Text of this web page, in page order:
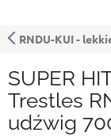
RNDU-KUI -
SUPER
Trestles
udźwig